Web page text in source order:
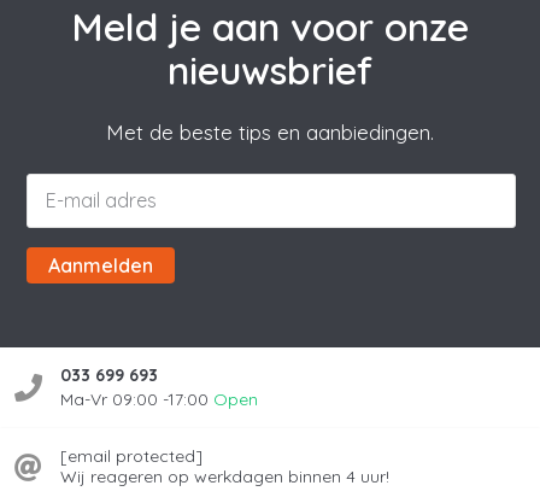
Meld je aan voor onze
nieuwsbrief
Met de beste tips en aanbiedingen.
Aanmelden
033 699 693
Ma-Vr 09:00 -17:00 Open
[email protected]
Wij reageren op werkdagen binnen 4 uur!